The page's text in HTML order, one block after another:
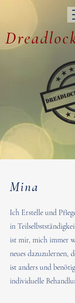
Mina
Ich Erstelle und
in
ist mir, mich immer
neues dazuzulernen,
ist anders und
individuelle